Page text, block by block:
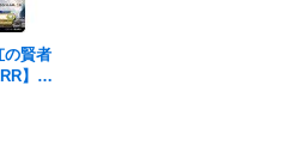
の賢者
】{D
テル